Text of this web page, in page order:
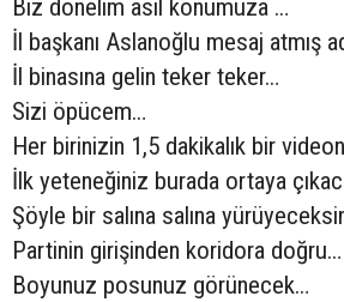
Biz dönelim asıl konumuza …
İl başkanı Aslanoğlu mesaj atmış
İl binasına gelin teker teker…
Sizi öpücem…
Her birinizin 1,5 dakikalık bir
İlk yeteneğiniz burada ortaya
Şöyle bir salına salına
Partinin girişinden koridora doğru…
Boyunuz posunuz görünecek…